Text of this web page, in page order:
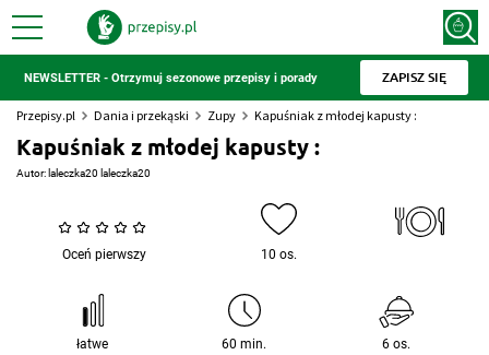
NEWSLETTER - Otrzymuj sezonowe przepisy i porady ZAPISZ SIĘ
Przepisy.pl Dania i przekąski Zupy Kapuśniak z młodej kapusty :
Kapuśniak z młodej kapusty :
Autor: laleczka20 laleczka20
Oceń pierwszy 10 os.
łatwe 60 min. 6 os.